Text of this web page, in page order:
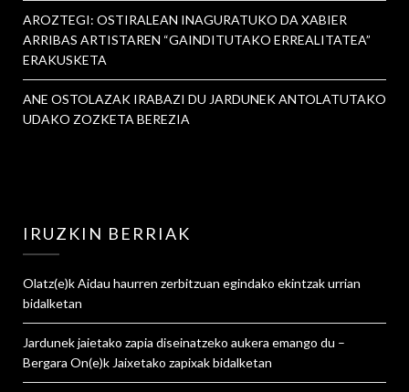
AROZTEGI: OSTIRALEAN INAGURATUKO DA XABIER
ARRIBAS ARTISTAREN “GAINDITUTAKO ERREALITATEA”
ERAKUSKETA
ANE OSTOLAZAK IRABAZI DU JARDUNEK ANTOLATUTAKO
UDAKO ZOZKETA BEREZIA
IRUZKIN BERRIAK
Olatz(e)kAidau haurren zerbitzuan egindako ekintzak urrian
bidalketan
Jardunek jaietako zapia diseinatzeko aukera emango du –
Bergara On(e)k Jaixetako zapixakbidalketan